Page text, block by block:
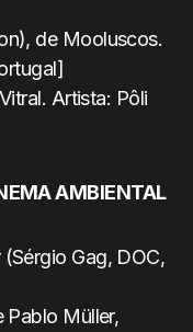
de Mooluscos.
Artista: Pôli
AMBIENTAL
Gag, DOC,
Pablo Müller,